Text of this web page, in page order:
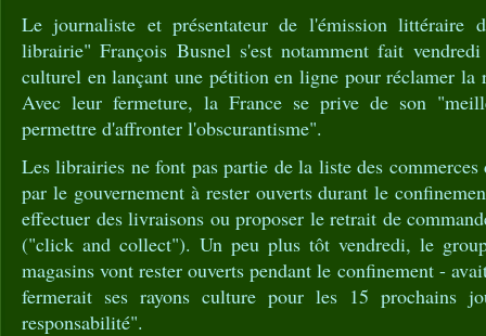
Le journaliste et présentateur de l'émission littéraire
librairie" François Busnel s'est notamment fait
culturel en lançant une pétition en ligne pour réclamer la
Avec leur fermeture, la France se prive de son
permettre d'affronter l'obscurantisme".
Les librairies ne font pas partie de la liste des commerces
par le gouvernement à rester ouverts durant le
effectuer des livraisons ou proposer le retrait de
("click and collect"). Un peu plus tôt vendredi, le
magasins vont rester ouverts pendant le confinement -
fermerait ses rayons culture pour les 15 prochains
responsabilité".